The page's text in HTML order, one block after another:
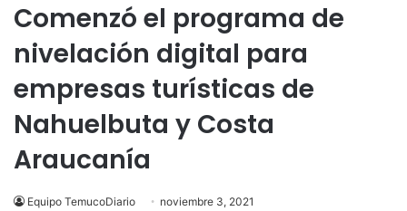
Comenzó el programa de
nivelación digital para
empresas turísticas de
Nahuelbuta y Costa
Araucanía
Equipo TemucoDiario noviembre 3, 2021